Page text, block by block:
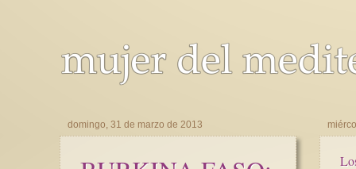
domingo, 31 de marzo de 2013